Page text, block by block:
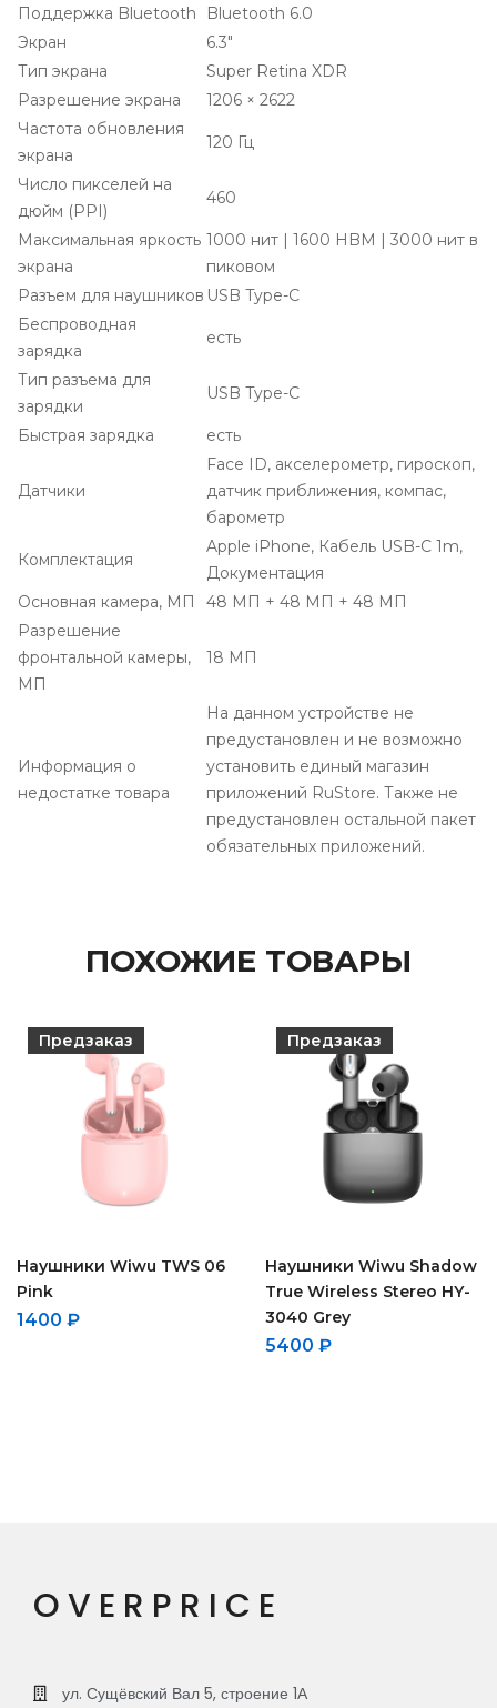
Поддержка Bluetooth
Bluetooth 6.0
Экран
6.3″
Тип экрана
Super Retina XDR
Разрешение экрана
1206 × 2622
Частота обновления
экрана
120 Гц
Число пикселей на
дюйм (PPI)
460
Максимальная яркость
экрана
1000 нит | 1600 HBM | 3000 нит в
пиковом
Разъем для наушников USB Type-C
Беспроводная
зарядка
есть
Тип разъема для
зарядки
USB Type-C
Быстрая зарядка есть
Датчики
Face ID, акселерометр, гироскоп,
датчик приближения, компас,
барометр
Комплектация
Apple iPhone, Кабель USB-C 1m,
Документация
Основная камера, МП
48 МП + 48 МП + 48 МП
Разрешение
фронтальной камеры,
МП
18 МП
Информация о
недостатке товара
На данном устройстве не
предустановлен и не возможно
установить единый магазин
приложений RuStore. Также не
предустановлен остальной пакет
обязательных приложений.
ПОХОЖИЕ ТОВАРЫ
Предзаказ
Наушники Wiwu TWS 06
Pink
1400 ₽
Предзаказ
Наушники Wiwu Shadow
True Wireless Stereo HY-
3040 Grey
5400 ₽
OVERPRICE
ул. Сущёвский Вал 5, строение 1А